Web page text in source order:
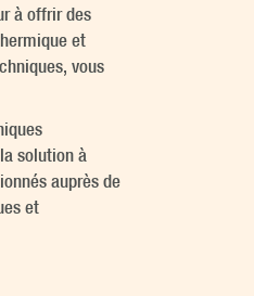
à offrir des
et
vous
solution à
auprès de
et